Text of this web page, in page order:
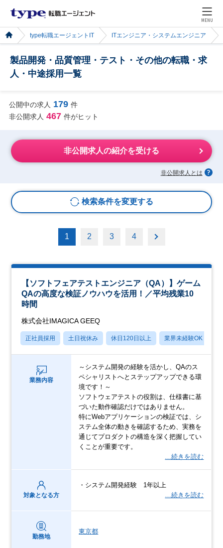
MENU
type転職エージェントIT ITエンジニア・システムエンジニア
製品開発・品質管理・テスト・その他の転職・求
人・中途採用一覧
公開中の求人 179 件
非公開求人 467 件がヒット
非公開求人の紹介を受ける
非公開求人とは
検索条件を変更する
1 2 3 4
【ソフトフェアテストエンジニア（QA）】ゲーム
QAの高度な検証ノウハウを活用！／平均残業10
時間
株式会社IMAGICA GEEQ
正社員採用 土日祝休み 休日120日以上 業界未経験OK
業務内容
～システム開発の経験を活かし、QAのス
ペシャリストへとステップアップできる環
境です！～
ソフトウェアテストの役割は、仕様書に基
づいた動作確認だけではありません。
特にWebアプリケーションの検証では、シ
ステム全体の動きを確認するため、実務を
通じてプロダクトの構造を深く把握してい
くことが重要です。
…続きを読む
対象となる方
・システム開発経験 1年以上
…続きを読む
勤務地
東京都